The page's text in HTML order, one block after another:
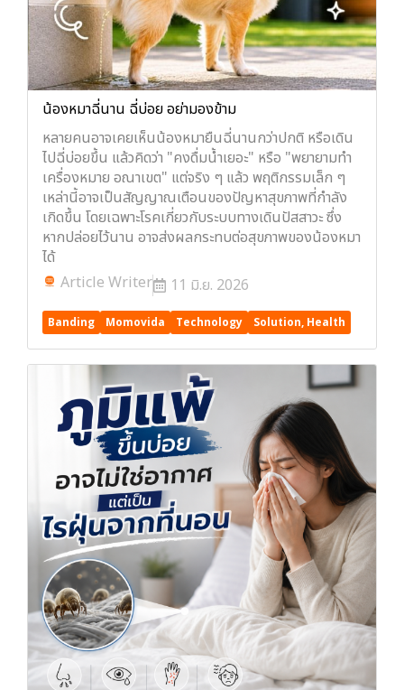
น้องหมาฉี่นาน ฉี่บ่อย อย่ามองข้าม
หลายคนอาจเคยเห็นน้องหมายืนฉี่นานกว่าปกติ หรือเดิน
ไปฉี่บ่อยขึ้น แล้วคิดว่า "คงดื่มน้ำเยอะ" หรือ "พยายามทำ
เครื่องหมาย อณาเขต" แต่จริง ๆ แล้ว พฤติกรรมเล็ก ๆ
เหล่านี้อาจเป็นสัญญาณเตือนของปัญหาสุขภาพที่กำลัง
เกิดขึ้น โดยเฉพาะโรคเกี่ยวกับระบบทางเดินปัสสาวะ ซึ่ง
หากปล่อยไว้นาน อาจส่งผลกระทบต่อสุขภาพของน้องหมา
ได้
Article Writer
11 มิ.ย. 2026
Banding Momovida Technology Solution, Health